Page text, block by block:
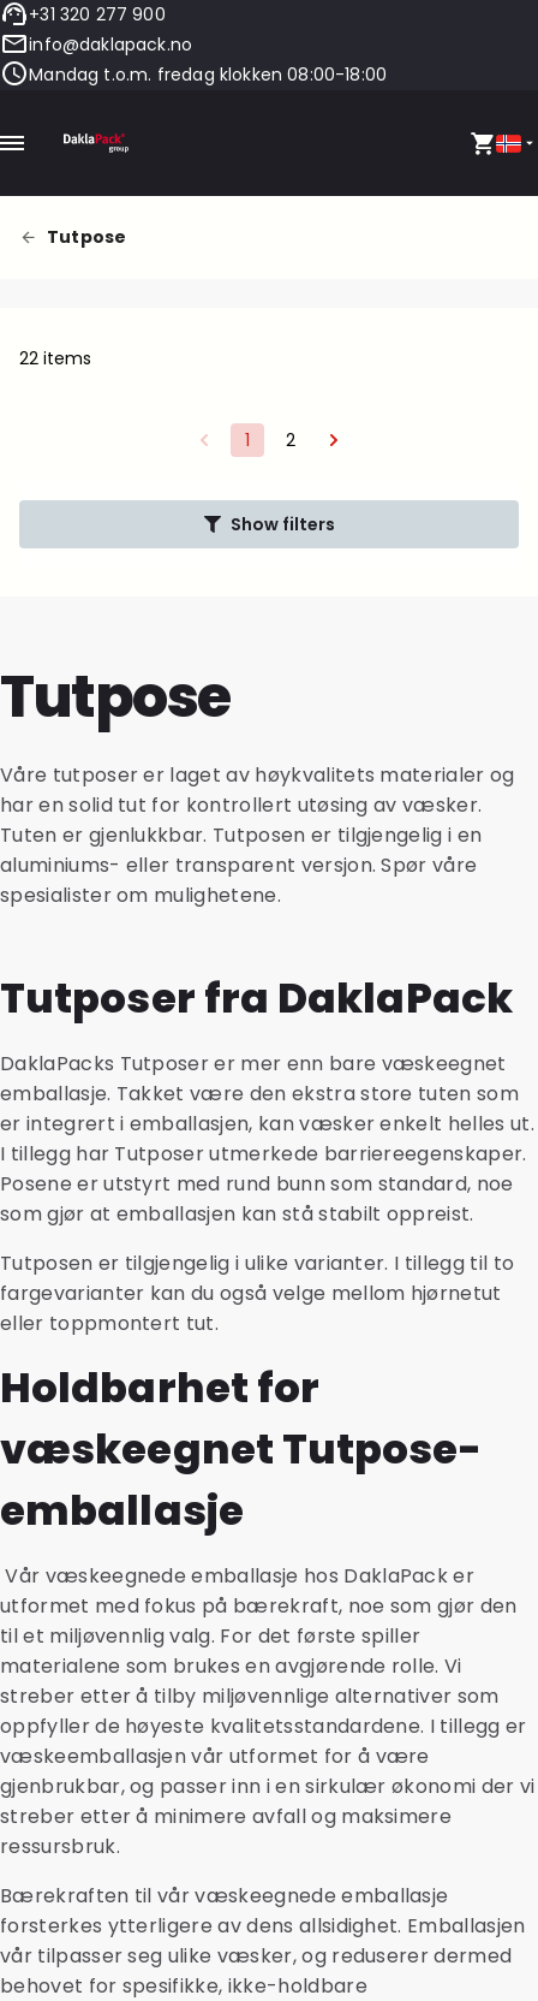
+31 320 277 900
info@daklapack.no
Mandag t.o.m. fredag klokken 08:00-18:00
Tutpose
22 items
1 2
Show filters
Tutpose
Våre tutposer er laget av høykvalitets materialer og
har en solid tut for kontrollert utøsing av væsker.
Tuten er gjenlukkbar. Tutposen er tilgjengelig i en
aluminiums- eller transparent versjon. Spør våre
spesialister om mulighetene.
Tutposer fra DaklaPack
DaklaPacks Tutposer er mer enn bare væskeegnet
emballasje. Takket være den ekstra store tuten som
er integrert i emballasjen, kan væsker enkelt helles ut.
I tillegg har Tutposer utmerkede barriereegenskaper.
Posene er utstyrt med rund bunn som standard, noe
som gjør at emballasjen kan stå stabilt oppreist.
Tutposen er tilgjengelig i ulike varianter. I tillegg til to
fargevarianter kan du også velge mellom hjørnetut
eller toppmontert tut.
Holdbarhet for
væskeegnet Tutpose-
emballasje
Vår væskeegnede emballasje hos DaklaPack er
utformet med fokus på bærekraft, noe som gjør den
til et miljøvennlig valg. For det første spiller
materialene som brukes en avgjørende rolle. Vi
streber etter å tilby miljøvennlige alternativer som
oppfyller de høyeste kvalitetsstandardene. I tillegg er
væskeemballasjen vår utformet for å være
gjenbrukbar, og passer inn i en sirkulær økonomi der vi
streber etter å minimere avfall og maksimere
ressursbruk.
Bærekraften til vår væskeegnede emballasje
forsterkes ytterligere av dens allsidighet. Emballasjen
vår tilpasser seg ulike væsker, og reduserer dermed
behovet for spesifikke, ikke-holdbare